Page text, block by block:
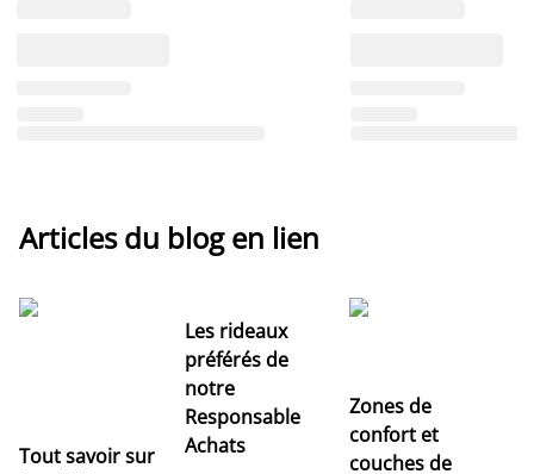
Articles du blog en lien
Tout savoir sur
Les rideaux
préférés de
notre
Responsable
Achats
Zones de
confort et
couches de